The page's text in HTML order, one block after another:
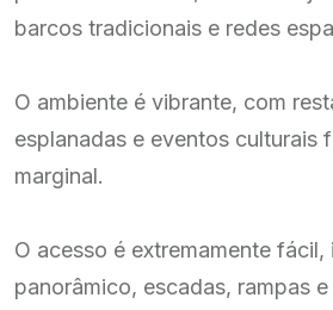
barcos tradicionais e redes
O ambiente é vibrante, com
esplanadas e eventos culturais
marginal.
O acesso é extremamente
panorâmico, escadas, rampas